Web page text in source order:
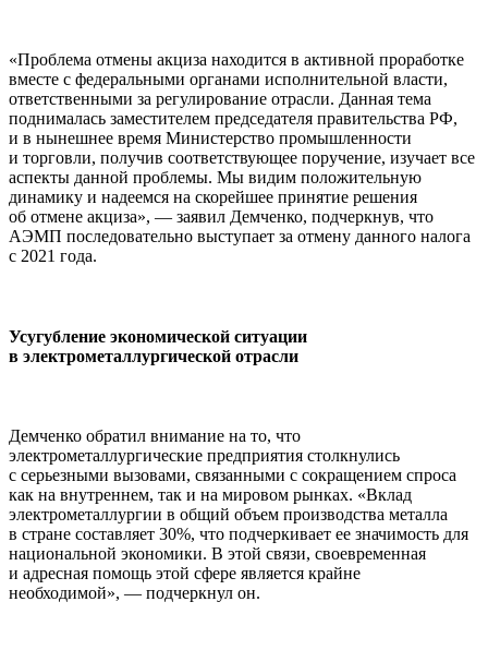
«Проблема отмены акциза находится в активной проработке
вместе с федеральными органами исполнительной власти,
ответственными за регулирование отрасли. Данная тема
поднималась заместителем председателя правительства РФ,
и в нынешнее время Министерство промышленности
и торговли, получив соответствующее поручение, изучает все
аспекты данной проблемы. Мы видим положительную
динамику и надеемся на скорейшее принятие решения
об отмене акциза», — заявил Демченко, подчеркнув, что
АЭМП последовательно выступает за отмену данного налога
с 2021 года.
Усугубление экономической ситуации
в электрометаллургической отрасли
Демченко обратил внимание на то, что
электрометаллургические предприятия столкнулись
с серьезными вызовами, связанными с сокращением спроса
как на внутреннем, так и на мировом рынках. «Вклад
электрометаллургии в общий объем производства металла
в стране составляет 30%, что подчеркивает ее значимость для
национальной экономики. В этой связи, своевременная
и адресная помощь этой сфере является крайне
необходимой», — подчеркнул он.